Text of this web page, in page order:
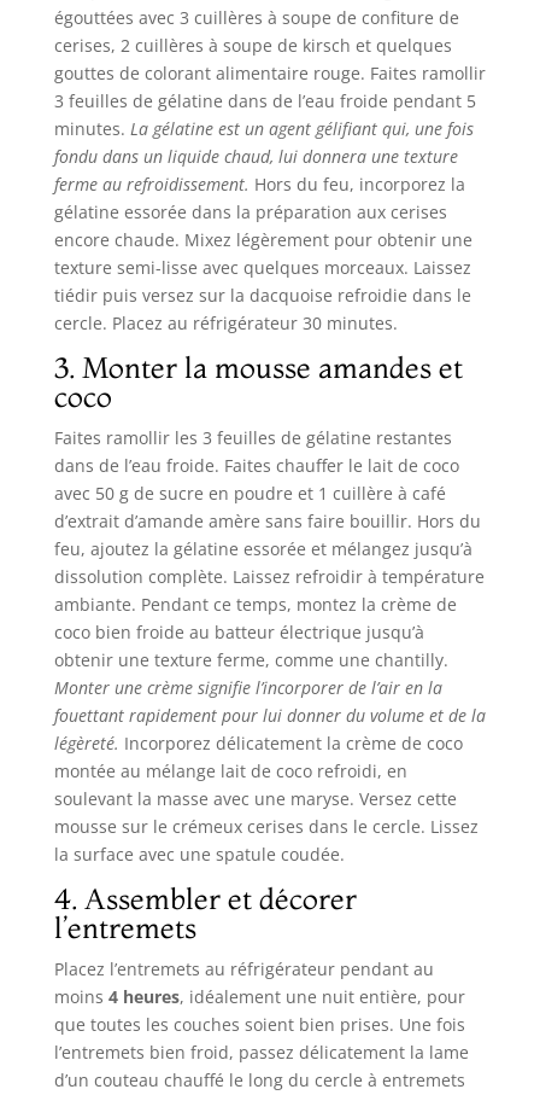
égouttées avec 3 cuillères à soupe de confiture de
cerises, 2 cuillères à soupe de kirsch et quelques
gouttes de colorant alimentaire rouge. Faites ramollir
3 feuilles de gélatine dans de l’eau froide pendant 5
minutes. La gélatine est un agent gélifiant qui, une fois
fondu dans un liquide chaud, lui donnera une texture
ferme au refroidissement. Hors du feu, incorporez la
gélatine essorée dans la préparation aux cerises
encore chaude. Mixez légèrement pour obtenir une
texture semi-lisse avec quelques morceaux. Laissez
tiédir puis versez sur la dacquoise refroidie dans le
cercle. Placez au réfrigérateur 30 minutes.
3. Monter la mousse amandes et
coco
Faites ramollir les 3 feuilles de gélatine restantes
dans de l’eau froide. Faites chauffer le lait de coco
avec 50 g de sucre en poudre et 1 cuillère à café
d’extrait d’amande amère sans faire bouillir. Hors du
feu, ajoutez la gélatine essorée et mélangez jusqu’à
dissolution complète. Laissez refroidir à température
ambiante. Pendant ce temps, montez la crème de
coco bien froide au batteur électrique jusqu’à
obtenir une texture ferme, comme une chantilly.
Monter une crème signifie l’incorporer de l’air en la
fouettant rapidement pour lui donner du volume et de la
légèreté. Incorporez délicatement la crème de coco
montée au mélange lait de coco refroidi, en
soulevant la masse avec une maryse. Versez cette
mousse sur le crémeux cerises dans le cercle. Lissez
la surface avec une spatule coudée.
4. Assembler et décorer
l’entremets
Placez l’entremets au réfrigérateur pendant au
moins 4 heures, idéalement une nuit entière, pour
que toutes les couches soient bien prises. Une fois
l’entremets bien froid, passez délicatement la lame
d’un couteau chauffé le long du cercle à entremets